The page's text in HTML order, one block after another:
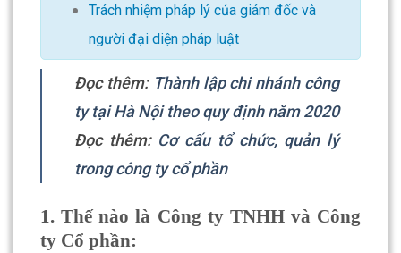
Trách nhiệm pháp lý của giám đốc và
người đại diện pháp luật
Đọc thêm: Thành lập chi nhánh công
ty tại Hà Nội theo quy định năm 2020
Đọc thêm: Cơ cấu tổ chức, quản lý
trong công ty cổ phần
1. Thế nào là Công ty TNHH và Công
ty Cổ phần: